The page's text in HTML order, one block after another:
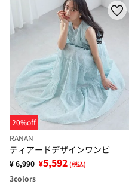
20%off
RANAN
ティアードデザインワンピ
¥ 6,990 ¥5,592 (税込)
3colors